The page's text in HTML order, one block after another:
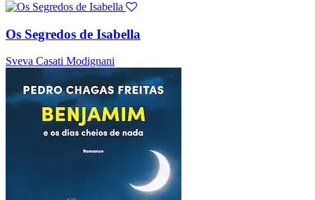
Os Segredos de Isabella
Sveva Casati Modignani